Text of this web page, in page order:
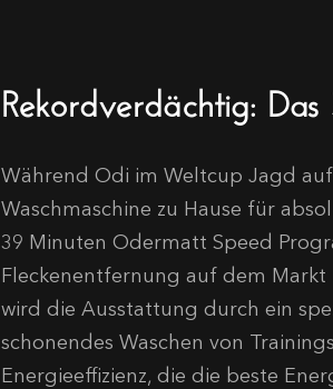
Rekordverdächtig:
Während Odi im Weltcup Jagd
Waschmaschine zu Hause für
39 Minuten Odermatt Speed
Fleckenentfernung auf dem Markt
wird die Ausstattung durch ein
schonendes Waschen von
Energieeffizienz, die die beste